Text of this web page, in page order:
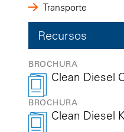
Transporte
Recursos
BROCHURA
Clean Diesel
BROCHURA
Clean Diesel